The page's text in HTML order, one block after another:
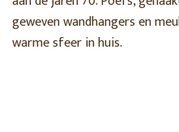
House Doctor
Madam Stoltz
geweven wandhangers en
warme sfeer in huis.